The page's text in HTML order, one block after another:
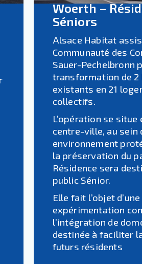
Woerth –
Séniors
Alsace Habitat
Communauté des
Sauer-Pechelbronn
transformation de 2
existants en 21
collectifs.
L’opération se situe
centre-ville, au sein
environnement
la préservation du
Résidence sera
public Sénior.
Elle fait l’objet d’une
expérimentation
l’intégration de
destinée à faciliter
futurs résidents